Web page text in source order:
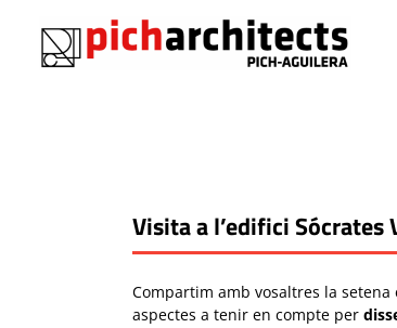
contenido
Visita a l’edifici Sócrates
Compartim amb vosaltres la setena
aspectes a tenir en compte per